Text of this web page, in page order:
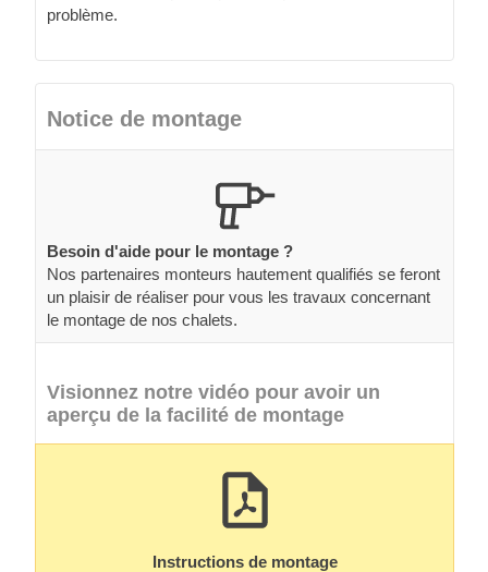
problème.
Notice de montage
Besoin d'aide pour le montage ?
Nos partenaires monteurs hautement qualifiés se feront
un plaisir de réaliser pour vous les travaux concernant
le montage de nos chalets.
Visionnez notre vidéo pour avoir un
aperçu de la facilité de montage
Instructions de montage